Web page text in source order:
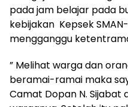
pada jam belajar pada
kebijakan Kepsek
mengganggu
” Melihat warga dan
beramai-ramai maka
Camat Dopan N. Sijabat